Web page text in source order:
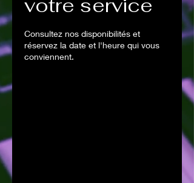
votre service
Consultez nos disponibilités et
réservez la date et l'heure qui vous
conviennent.